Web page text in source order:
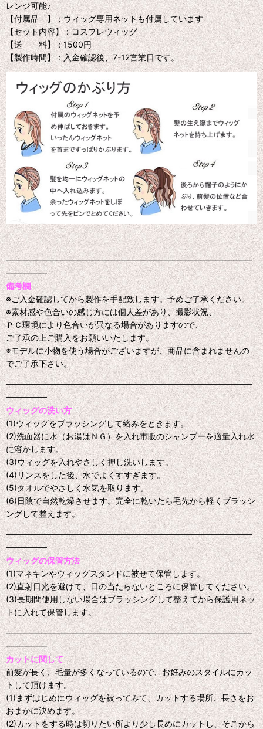
レンジ可能♪
【付属品 】：ウィッグ専用ネットも付属しています
【セット内容】：コスプレウィッグ
【送 料】：1500円
【製作時間】：入金確認後、7-12営業日です。
━━━━━━━━━━━━━━━━━━━━━━━━━━━━━━
━━━━━
備考欄
※ご入金確認してから製作を手配致します。予めご了承ください。
※素材感や色合いの感じ方には個人差があり、撮影状況、
ＰＣ環境により色合いが異なる場合がありますので、
ご了承の上ご購入をお願いいたします。
※モデルに小物を使う場合がございますが、商品に含まれませんの
でご了承下さい。
━━━━━━━━━━━━━━━━━━━━━━━━━━━━━━
━━━━━
ウィッグの洗い方
(1)ウィッグをブラッシングして絡みをときます。
(2)洗面器に水（お湯はＮＧ）を入れ市販のシャンプーを適量入れ水
に溶かします。
(3)ウィッグを入れやさしく押し洗いします。
(4)リンスをした後、水でよくすすぎます。
(5)タオルでやさしく水気を取ります。
(6)日陰で自然乾燥させます。完全に乾いたら毛先から軽くブラッシ
ングして整えます。
━━━━━━━━━━━━━━━━━━━━━━━━━━━━━━
━━━━━
ウィッグの保管方法
(1)マネキンやウィッグスタンドに被せて保管します。
(2)直射日光を避けて、日の当たらないところに保管してください。
(3)長期間使用しない場合はブラッシングして整えてから保護用ネッ
トに入れて保管します。
━━━━━━━━━━━━━━━━━━━━━━━━━━━━━━
━━━━━
カットに関して
前髪が長く、毛量が多くなっているので、お好みのスタイルにカッ
トして頂けます。
(1)まずはじめにウィッグを被ってみて、カットする場所、長さをお
おまかに決めます。
(2)カットをする時は切りたい所より少し長めにカットし、そこから